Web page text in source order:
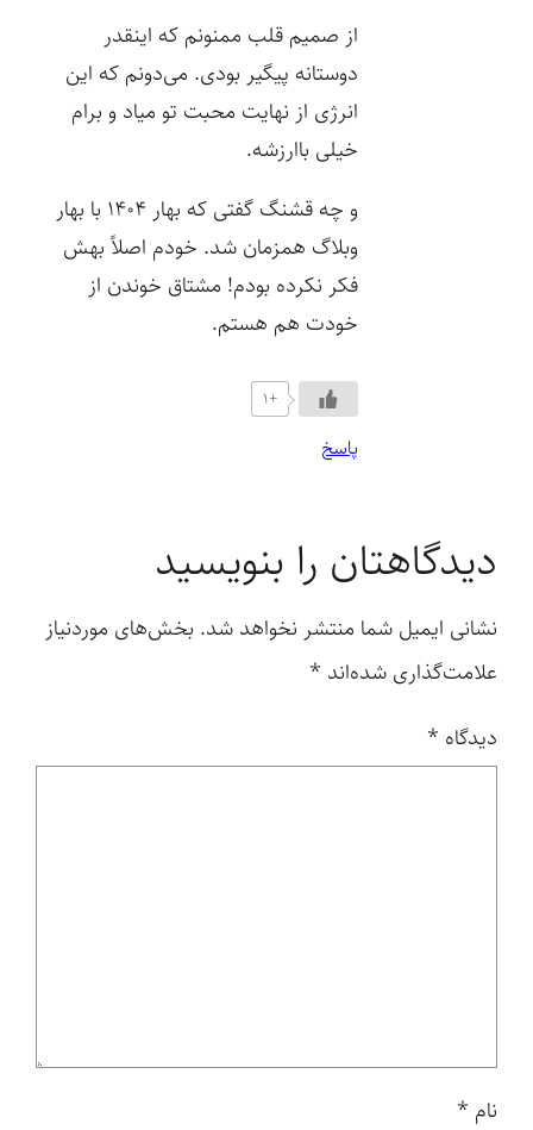
از صمیم قلب ممنونم که اینقدر
دوستانه پیگیر بودی. می‌دونم که این
انرژی از نهایت محبت تو میاد و برام
خیلی باارزشه.
و چه قشنگ گفتی که بهار ۱۴۰۴ با بهار
وبلاگ همزمان شد. خودم اصلاً بهش
فکر نکرده بودم! مشتاق خوندن از
خودت هم هستم.
+1
پاسخ
دیدگاهتان را بنویسید
نشانی ایمیل شما منتشر نخواهد شد. بخش‌های موردنیاز
علامت‌گذاری شده‌اند *
دیدگاه *
نام *